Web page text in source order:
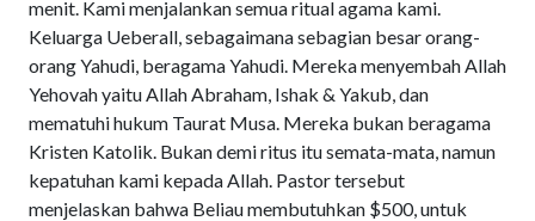
menit. Kami menjalankan semua ritual agama kami.
Keluarga Ueberall, sebagaimana sebagian besar orang-
orang Yahudi, beragama Yahudi. Mereka menyembah Allah
Yehovah yaitu Allah Abraham, Ishak & Yakub, dan
mematuhi hukum Taurat Musa. Mereka bukan beragama
Kristen Katolik. Bukan demi ritus itu semata-mata, namun
kepatuhan kami kepada Allah. Pastor tersebut
menjelaskan bahwa Beliau membutuhkan $500, untuk